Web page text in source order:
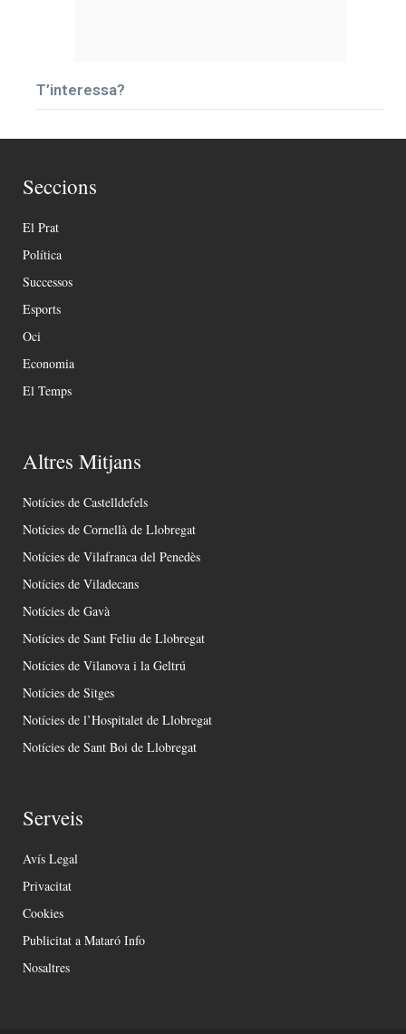
T’interessa?
Seccions
El Prat
Política
Successos
Esports
Oci
Economia
El Temps
Altres Mitjans
Notícies de Castelldefels
Notícies de Cornellà de Llobregat
Notícies de Vilafranca del Penedès
Notícies de Viladecans
Notícies de Gavà
Notícies de Sant Feliu de Llobregat
Notícies de Vilanova i la Geltrú
Notícies de Sitges
Notícies de l’Hospitalet de Llobregat
Notícies de Sant Boi de Llobregat
Serveis
Avís Legal
Privacitat
Cookies
Publicitat a Mataró Info
Nosaltres